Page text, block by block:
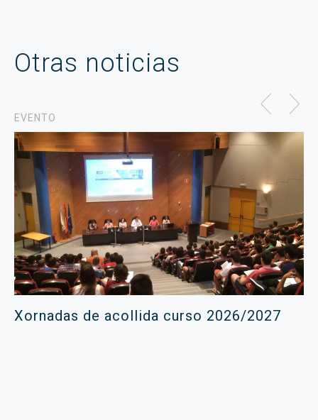
Otras noticias
EVENTO
Xornadas de acollida curso 2026/2027